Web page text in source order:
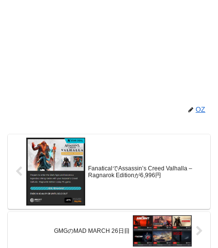
OZ
FanaticalでAssassin’s Creed Valhalla –
Ragnarok Editionが6,996円
GMGのMAD MARCH 26日目